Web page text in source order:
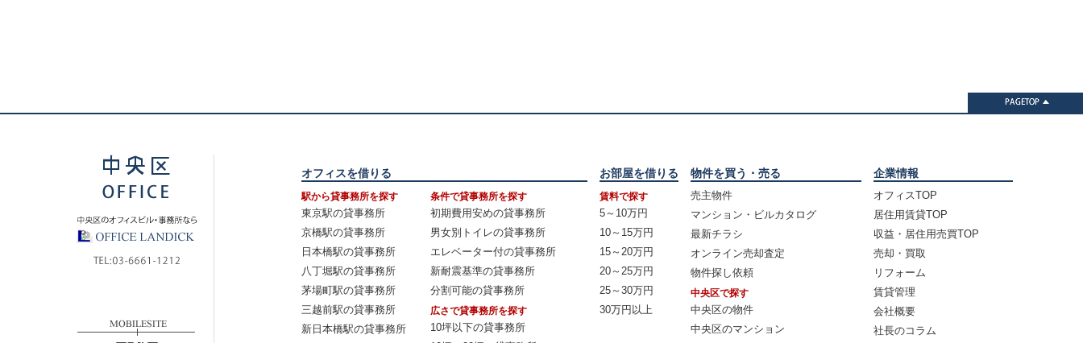
オフィスを借りる
駅から貸事務所を探す
東京駅の貸事務所
京橋駅の貸事務所
日本橋駅の貸事務所
八丁堀駅の貸事務所
茅場町駅の貸事務所
三越前駅の貸事務所
新日本橋駅の貸事務所
条件で貸事務所を探す
初期費用安めの貸事務所
男女別トイレの貸事務所
エレベーター付の貸事務所
新耐震基準の貸事務所
分割可能の貸事務所
広さで貸事務所を探す
10坪以下の貸事務所
お部屋を借りる
賃料で探す
5～10万円
10～15万円
15～20万円
20～25万円
25～30万円
30万円以上
物件を買う・売る
売主物件
マンション・ビルカタログ
最新チラシ
オンライン売却査定
物件探し依頼
中央区で探す
中央区の物件
中央区のマンション
企業情報
オフィスTOP
居住用賃貸TOP
収益・居住用売買TOP
売却・買取
リフォーム
賃貸管理
会社概要
社長のコラム